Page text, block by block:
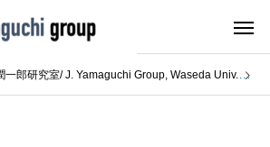
一郎研究室/ J. Yamaguchi Group, Waseda Univ.